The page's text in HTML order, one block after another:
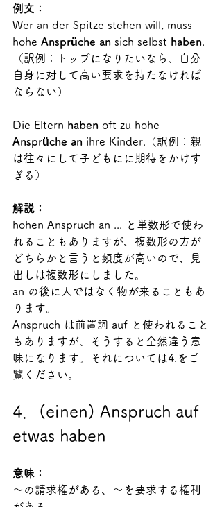
例文：
Wer an der Spitze stehen will, muss
hohe Ansprüche an sich selbst haben
（訳例：トップになりたいなら、自分
自身に対して高い要求を持たなければ
ならない）
Die Eltern haben oft zu hohe
Ansprüche an ihre Kinder.（訳例：親
は往々にして子どもにに期待をかけす
ぎる）
解説：
hohen Anspruch an ... と単数形で使わ
れることもありますが、複数形の方が
どちらかと言うと頻度が高いので、見
出しは複数形にしました。
an の後に人ではなく物が来ることもあ
ります。
Anspruch は前置詞 auf と使われること
もありますが、そうすると全然違う意
味になります。それについては4.をご
覧ください。
4．(einen) Anspruch auf
etwas haben
意味：
～の請求権がある、～を要求する権利